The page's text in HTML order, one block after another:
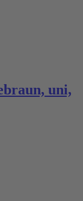
uni,